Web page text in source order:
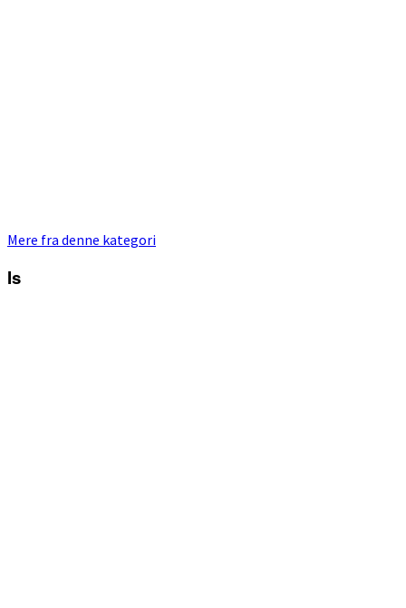
Mere fra denne kategori
Is